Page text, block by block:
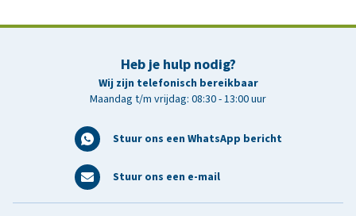
Heb je hulp nodig?
Wij zijn telefonisch bereikbaar
Maandag t/m vrijdag: 08:30 - 13:00 uur
Stuur ons een WhatsApp bericht
Stuur ons een e-mail